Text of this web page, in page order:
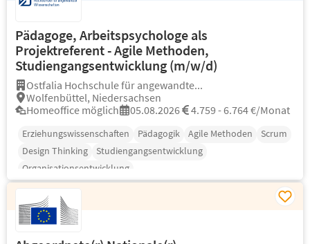
Pädagoge, Arbeitspsychologe als
Projektreferent - Agile Methoden,
Studiengangsentwicklung (m/w/d)
Ostfalia Hochschule für angewandte...
Wolfenbüttel, Niedersachsen
Homeoffice möglich
05.08.2026 4.759 - 6.764 €/Monat
Erziehungswissenschaften Pädagogik Agile Methoden
Scrum
Design Thinking
Studiengangsentwicklung
Organisationsentwicklung